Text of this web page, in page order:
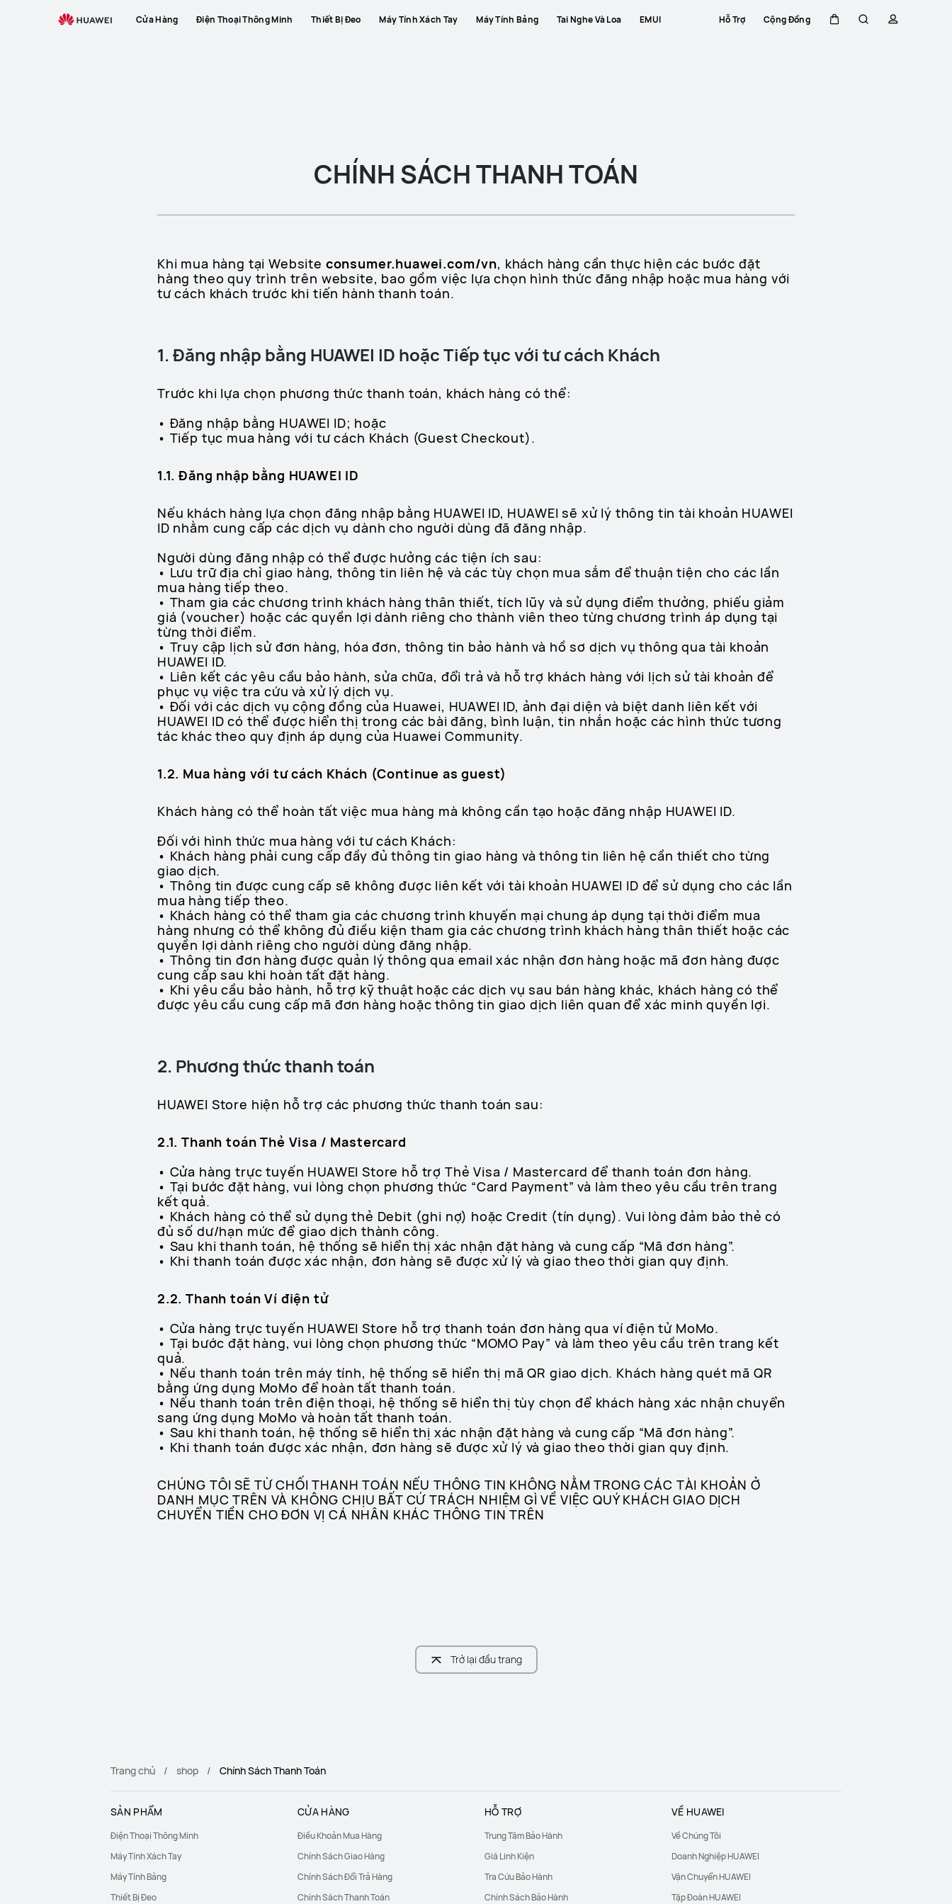
Cửa Hàng Điện Thoại Thông Minh Thiết Bị Đeo Máy Tính Xách Tay Máy Tính Bảng Tai Nghe Và Loa EMUI Hỗ Trợ Cộng Đồng
CHÍNH SÁCH THANH TOÁN
Khi mua hàng tại Website consumer.huawei.com/vn, khách hàng cần thực hiện các bước đặt
hàng theo quy trình trên website, bao gồm việc lựa chọn hình thức đăng nhập hoặc mua hàng với
tư cách khách trước khi tiến hành thanh toán.
1. Đăng nhập bằng HUAWEI ID hoặc Tiếp tục với tư cách Khách
Trước khi lựa chọn phương thức thanh toán, khách hàng có thể:
• Đăng nhập bằng HUAWEI ID; hoặc
• Tiếp tục mua hàng với tư cách Khách (Guest Checkout).
1.1. Đăng nhập bằng HUAWEI ID
Nếu khách hàng lựa chọn đăng nhập bằng HUAWEI ID, HUAWEI sẽ xử lý thông tin tài khoản HUAWEI
ID nhằm cung cấp các dịch vụ dành cho người dùng đã đăng nhập.
Người dùng đăng nhập có thể được hưởng các tiện ích sau:
• Lưu trữ địa chỉ giao hàng, thông tin liên hệ và các tùy chọn mua sắm để thuận tiện cho các lần
mua hàng tiếp theo.
• Tham gia các chương trình khách hàng thân thiết, tích lũy và sử dụng điểm thưởng, phiếu giảm
giá (voucher) hoặc các quyền lợi dành riêng cho thành viên theo từng chương trình áp dụng tại
từng thời điểm.
• Truy cập lịch sử đơn hàng, hóa đơn, thông tin bảo hành và hồ sơ dịch vụ thông qua tài khoản
HUAWEI ID.
• Liên kết các yêu cầu bảo hành, sửa chữa, đổi trả và hỗ trợ khách hàng với lịch sử tài khoản để
phục vụ việc tra cứu và xử lý dịch vụ.
• Đối với các dịch vụ cộng đồng của Huawei, HUAWEI ID, ảnh đại diện và biệt danh liên kết với
HUAWEI ID có thể được hiển thị trong các bài đăng, bình luận, tin nhắn hoặc các hình thức tương
tác khác theo quy định áp dụng của Huawei Community.
1.2. Mua hàng với tư cách Khách (Continue as guest)
Khách hàng có thể hoàn tất việc mua hàng mà không cần tạo hoặc đăng nhập HUAWEI ID.
Đối với hình thức mua hàng với tư cách Khách:
• Khách hàng phải cung cấp đầy đủ thông tin giao hàng và thông tin liên hệ cần thiết cho từng
giao dịch.
• Thông tin được cung cấp sẽ không được liên kết với tài khoản HUAWEI ID để sử dụng cho các lần
mua hàng tiếp theo.
• Khách hàng có thể tham gia các chương trình khuyến mại chung áp dụng tại thời điểm mua
hàng nhưng có thể không đủ điều kiện tham gia các chương trình khách hàng thân thiết hoặc các
quyền lợi dành riêng cho người dùng đăng nhập.
• Thông tin đơn hàng được quản lý thông qua email xác nhận đơn hàng hoặc mã đơn hàng được
cung cấp sau khi hoàn tất đặt hàng.
• Khi yêu cầu bảo hành, hỗ trợ kỹ thuật hoặc các dịch vụ sau bán hàng khác, khách hàng có thể
được yêu cầu cung cấp mã đơn hàng hoặc thông tin giao dịch liên quan để xác minh quyền lợi.
2. Phương thức thanh toán
HUAWEI Store hiện hỗ trợ các phương thức thanh toán sau:
2.1. Thanh toán Thẻ Visa / Mastercard
• Cửa hàng trực tuyến HUAWEI Store hỗ trợ Thẻ Visa / Mastercard để thanh toán đơn hàng.
• Tại bước đặt hàng, vui lòng chọn phương thức “Card Payment” và làm theo yêu cầu trên trang
kết quả.
• Khách hàng có thể sử dụng thẻ Debit (ghi nợ) hoặc Credit (tín dụng). Vui lòng đảm bảo thẻ có
đủ số dư/hạn mức để giao dịch thành công.
• Sau khi thanh toán, hệ thống sẽ hiển thị xác nhận đặt hàng và cung cấp “Mã đơn hàng”.
• Khi thanh toán được xác nhận, đơn hàng sẽ được xử lý và giao theo thời gian quy định.
2.2. Thanh toán Ví điện tử
• Cửa hàng trực tuyến HUAWEI Store hỗ trợ thanh toán đơn hàng qua ví điện tử MoMo.
• Tại bước đặt hàng, vui lòng chọn phương thức “MOMO Pay” và làm theo yêu cầu trên trang kết
quả.
• Nếu thanh toán trên máy tính, hệ thống sẽ hiển thị mã QR giao dịch. Khách hàng quét mã QR
bằng ứng dụng MoMo để hoàn tất thanh toán.
• Nếu thanh toán trên điện thoại, hệ thống sẽ hiển thị tùy chọn để khách hàng xác nhận chuyển
sang ứng dụng MoMo và hoàn tất thanh toán.
• Sau khi thanh toán, hệ thống sẽ hiển thị xác nhận đặt hàng và cung cấp “Mã đơn hàng”.
• Khi thanh toán được xác nhận, đơn hàng sẽ được xử lý và giao theo thời gian quy định.
CHÚNG TÔI SẼ TỪ CHỐI THANH TOÁN NẾU THÔNG TIN KHÔNG NẰM TRONG CÁC TÀI KHOẢN Ở
DANH MỤC TRÊN VÀ KHÔNG CHỊU BẤT CỨ TRÁCH NHIỆM GÌ VỀ VIỆC QUÝ KHÁCH GIAO DỊCH
CHUYỂN TIỀN CHO ĐƠN VỊ CÁ NHÂN KHÁC THÔNG TIN TRÊN
Trở lại đầu trang
Trang chủ shop Chính Sách Thanh Toán
SẢN PHẨM
Điện Thoại Thông Minh
Máy Tính Xách Tay
Máy Tính Bảng
Thiết Bị Đeo
CỬA HÀNG
Điều Khoản Mua Hàng
Chính Sách Giao Hàng
Chính Sách Đổi Trả Hàng
Chính Sách Thanh Toán
HỖ TRỢ
Trung Tâm Bảo Hành
Giá Linh Kiện
Tra Cứu Bảo Hành
Chính Sách Bảo Hành
VỀ HUAWEI
Về Chúng Tôi
Doanh Nghiệp HUAWEI
Vận Chuyển HUAWEI
Tập Đoàn HUAWEI